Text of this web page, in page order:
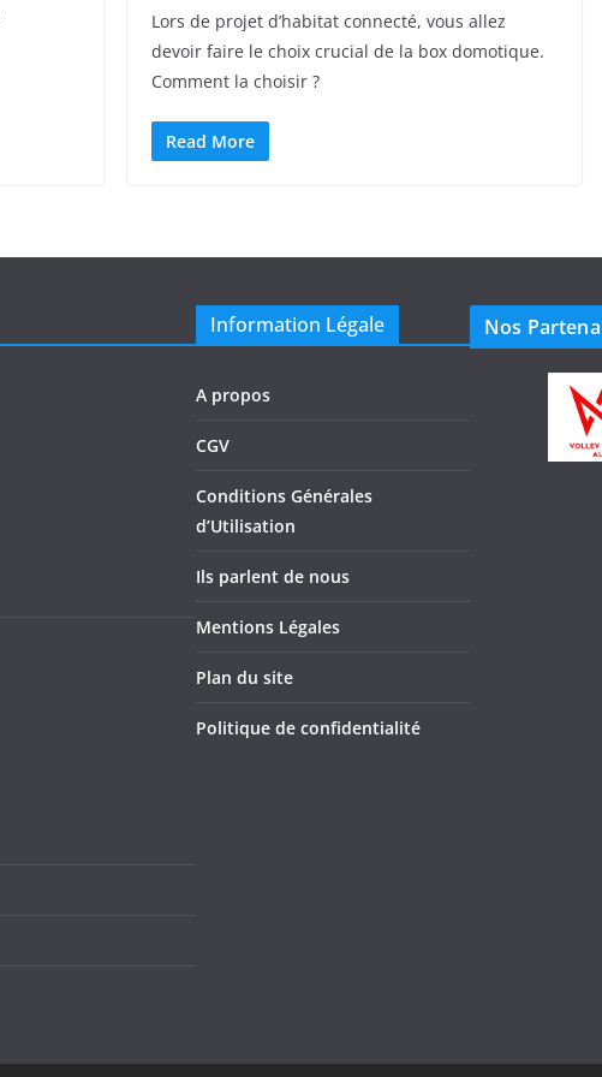
Lors de projet d’habitat connecté, vous allez
devoir faire le choix crucial de la box domotique.
Comment la choisir ?
Read More
Information Légale
A propos
CGV
Conditions Générales
d’Utilisation
Ils parlent de nous
Mentions Légales
Plan du site
Politique de confidentialité
Nos